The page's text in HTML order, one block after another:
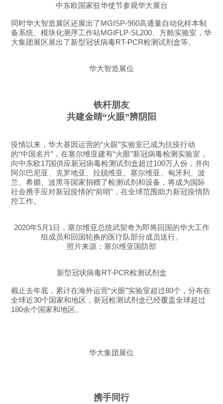
中东欧国家驻华使节参观华大展台
同时华大智造展区还展出了MGISP-960高通量自动化样本制
备系统、模块化测序工作站MGIFLP-SL200、方舱实验室，华
大集团展区展出了新型冠状病毒RT-PCR检测试剂盒等。
华大智造展位
铁杆朋友
共建金睛“火眼”辨阴阳
疫情以来，华大基因运营的“火眼”实验室已成为抗疫行动
的“中国名片”，在塞尔维亚建有“火眼”新冠病毒检测实验室，
向中东欧17国供应新冠病毒检测试剂盒超过100万人份，并向
阿尔巴尼亚、克罗地亚、拉脱维亚、塞尔维亚、匈牙利、波
兰、希腊、波黑等国家捐赠了检测试剂和设备，将成为国际
社会携手应对新冠疫情的“前哨”，在全球范围助力新冠疫情防
控工作。
2020年5月1日，塞尔维亚总统武契奇为即将回国的华大工作
组成员和回国轮换的医疗队部分成员送行。
照片来源：塞尔维亚国防部
新型冠状病毒RT-PCR检测试剂盒
截止去年底，累计在海外运营“火眼”实验室超过80个，分布在
全球近30个国家和地区，新冠检测试剂盒已经覆盖全球超过
180余个国家和地区。
华大集团展位
携手同行